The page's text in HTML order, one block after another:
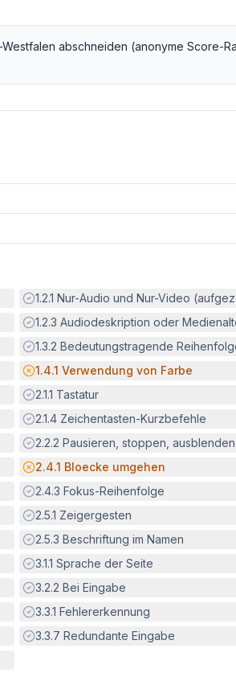
abschneiden (anonyme Score-
Erfüllt:
1.2.1 Nur-Audio und Nur-Video
Erfüllt:
1.2.3 Audiodeskription oder
Erfüllt:
1.3.2 Bedeutungstragende
Potenzielle Barriere:
1.4.1 Verwendung von Farbe
Erfüllt:
2.1.1 Tastatur
Erfüllt:
2.1.4 Zeichentasten-Kurzbefehle
Erfüllt:
2.2.2 Pausieren, stoppen, ausblenden
Potenzielle Barriere:
2.4.1 Bloecke umgehen
Erfüllt:
2.4.3 Fokus-Reihenfolge
Erfüllt:
2.5.1 Zeigergesten
Erfüllt:
2.5.3 Beschriftung im Namen
Erfüllt:
3.1.1 Sprache der Seite
Erfüllt:
3.2.2 Bei Eingabe
Erfüllt:
3.3.1 Fehlererkennung
Erfüllt:
3.3.7 Redundante Eingabe